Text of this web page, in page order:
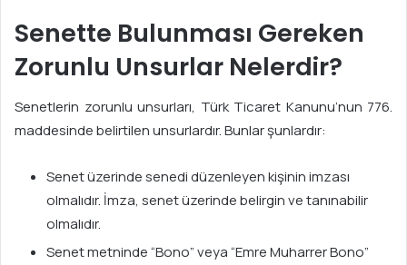
Senette Bulunması Gereken
Zorunlu Unsurlar Nelerdir?
Senetlerin zorunlu unsurları, Türk Ticaret Kanunu’nun 776.
maddesinde belirtilen unsurlardır. Bunlar şunlardır:
Senet üzerinde senedi düzenleyen kişinin imzası
olmalıdır. İmza, senet üzerinde belirgin ve tanınabilir
olmalıdır.
Senet metninde “Bono” veya “Emre Muharrer Bono”